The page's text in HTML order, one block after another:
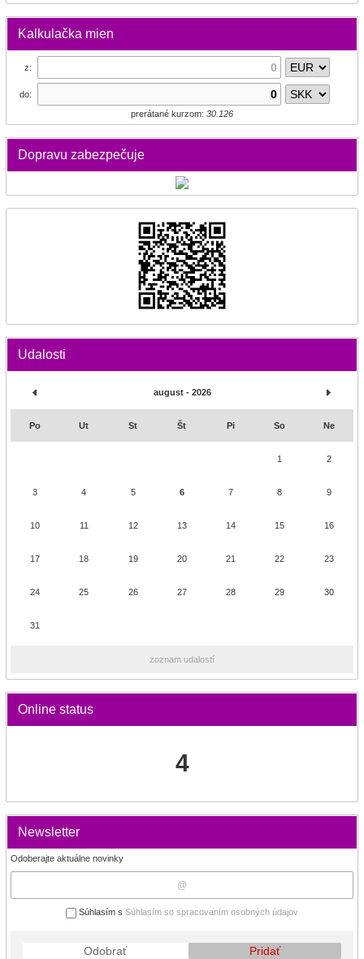
Kalkulačka mien
z:
do:
prerátané kurzom: 30.126
Dopravu zabezpečuje
Udalosti
august - 2026
Po Ut St Št Pi So Ne
1 2
3 4 5 6 7 8 9
10 11 12 13 14 15 16
17 18 19 20 21 22 23
24 25 26 27 28 29 30
31
zoznam udalostí
Online status
4
Newsletter
Odoberajte aktuálne novinky
Súhlasím s Súhlasím so spracovaním osobných údajov
Odobrať Pridať